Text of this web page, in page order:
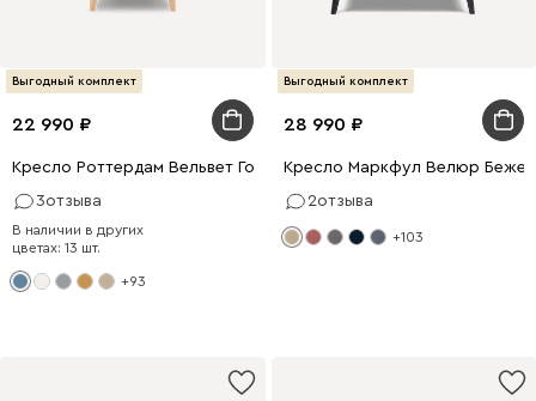
Выгодный комплект
22 990
Кресло Роттердам Вельвет Голубой
3отзыва
В наличии в других
цветах: 13 шт.
+93
Выгодный комплект
28 990
Кресло Маркфул Велюр
2отзыва
+103